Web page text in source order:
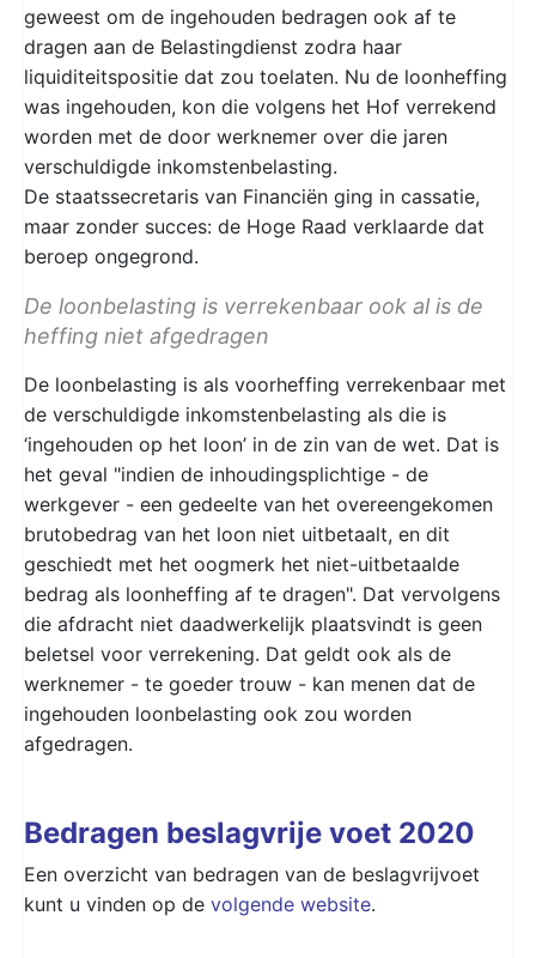
geweest om de ingehouden bedragen ook af te
dragen aan de Belastingdienst zodra haar
liquiditeitspositie dat zou toelaten. Nu de loonheffing
was ingehouden, kon die volgens het Hof verrekend
worden met de door werknemer over die jaren
verschuldigde inkomstenbelasting.
De staatssecretaris van Financiën ging in cassatie,
maar zonder succes: de Hoge Raad verklaarde dat
beroep ongegrond.
De loonbelasting is verrekenbaar ook al is de
heffing niet afgedragen
De loonbelasting is als voorheffing verrekenbaar met
de verschuldigde inkomstenbelasting als die is
‘ingehouden op het loon’ in de zin van de wet. Dat is
het geval "indien de inhoudingsplichtige - de
werkgever - een gedeelte van het overeengekomen
brutobedrag van het loon niet uitbetaalt, en dit
geschiedt met het oogmerk het niet-uitbetaalde
bedrag als loonheffing af te dragen". Dat vervolgens
die afdracht niet daadwerkelijk plaatsvindt is geen
beletsel voor verrekening. Dat geldt ook als de
werknemer - te goeder trouw - kan menen dat de
ingehouden loonbelasting ook zou worden
afgedragen.
Bedragen beslagvrije voet 2020
Een overzicht van bedragen van de beslagvrijvoet
kunt u vinden op de volgende website.